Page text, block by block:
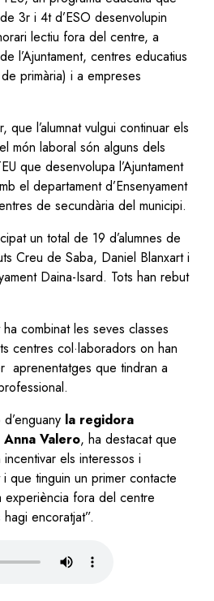
3r i 4t d’ESO desenvolupin
lectiu fora del centre, a
l’Ajuntament, centres educatius
primària) i a empreses
que l’alumnat vulgui continuar els
món laboral són alguns dels
que desenvolupa l’Ajuntament
el departament d’Ensenyament
de secundària del municipi.
un total de 19 d’alumnes de
Creu de Saba, Daniel Blanxart i
Daina-Isard. Tots han rebut
ha combinat les seves classes
centres col·laboradors on han
aprenentatges que tindran a
la regidora
Anna Valero, ha destacat que
els interessos i
i que tinguin un primer contacte
experiència fora del centre
encoratjat”.